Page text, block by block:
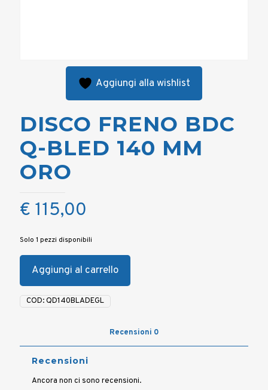
Aggiungi alla wishlist
DISCO FRENO BDC
Q-BLED 140 MM
ORO
€ 115,00
Solo 1 pezzi disponibili
Aggiungi al carrello
COD:QD140BLADEGL
Recensioni 0
Recensioni
Ancora non ci sono recensioni.